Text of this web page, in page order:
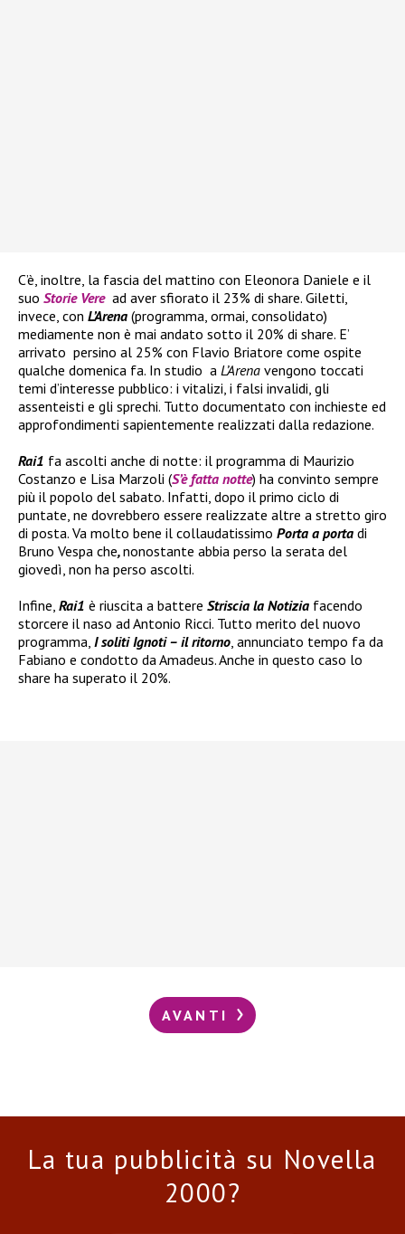
C’è, inoltre, la fascia del mattino con Eleonora Daniele e il
suo Storie Veread aver sfiorato il 23% di share. Giletti,
invece, con L’Arena (programma, ormai, consolidato)
mediamente non è mai andato sotto il 20% di share. E’
arrivato persino al 25% con Flavio Briatore come ospite
qualche domenica fa. In studio a L’Arena vengono toccati
temi d’interesse pubblico: i vitalizi, i falsi invalidi, gli
assenteisti e gli sprechi. Tutto documentato con inchieste ed
approfondimenti sapientemente realizzati dalla redazione.
Rai1 fa ascolti anche di notte: il programma di Maurizio
Costanzo e Lisa Marzoli (S’è fatta notte) ha convinto sempre
più il popolo del sabato. Infatti, dopo il primo ciclo di
puntate, ne dovrebbero essere realizzate altre a stretto giro
di posta. Va molto bene il collaudatissimo Porta a porta di
Bruno Vespa che,nonostante abbia perso la serata del
giovedì, non ha perso ascolti.
Infine, Rai1 è riuscita a battere Striscia la Notizia facendo
storcere il naso ad Antonio Ricci. Tutto merito del nuovo
programma, I soliti Ignoti – il ritorno , annunciato tempo fa da
Fabiano e condotto da Amadeus. Anche in questo caso lo
share ha superato il 20%.
AVANTI
La tua pubblicità su Novella
2000?